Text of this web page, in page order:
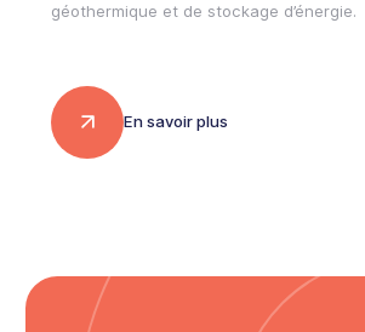
géothermique et de stockage d’énergie.
En savoir plus